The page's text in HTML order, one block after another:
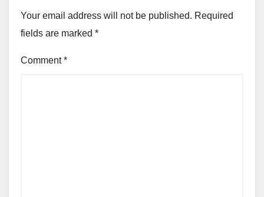
Your email address will not be published. Required
fields are marked *
Comment*